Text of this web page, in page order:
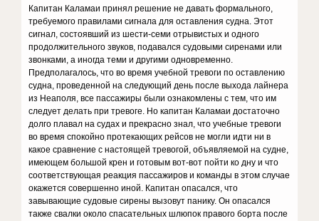
Капитан Каламаи принял решение не давать формального,
требуемого правилами сигнала для оставления судна. Этот
сигнал, состоявший из шести-семи отрывистых и одного
продолжительного звуков, подавался судовыми сиренами или
звонками, а иногда теми и другими одновременно.
Предполагалось, что во время учебной тревоги по оставлению
судна, проведенной на следующий день после выхода лайнера
из Неаполя, все пассажиры были ознакомлены с тем, что им
следует делать при тревоге. Но капитан Каламаи достаточно
долго плавал на судах и прекрасно знал, что учебные тревоги
во время спокойно протекающих рейсов не могли идти ни в
какое сравнение с настоящей тревогой, объявляемой на судне,
имеющем большой крен и готовым вот-вот пойти ко дну и что
соответствующая реакция пассажиров и команды в этом случае
окажется совершенно иной. Капитан опасался, что
завывающие судовые сирены вызовут панику. Он опасался
также свалки около спасательных шлюпок правого борта после